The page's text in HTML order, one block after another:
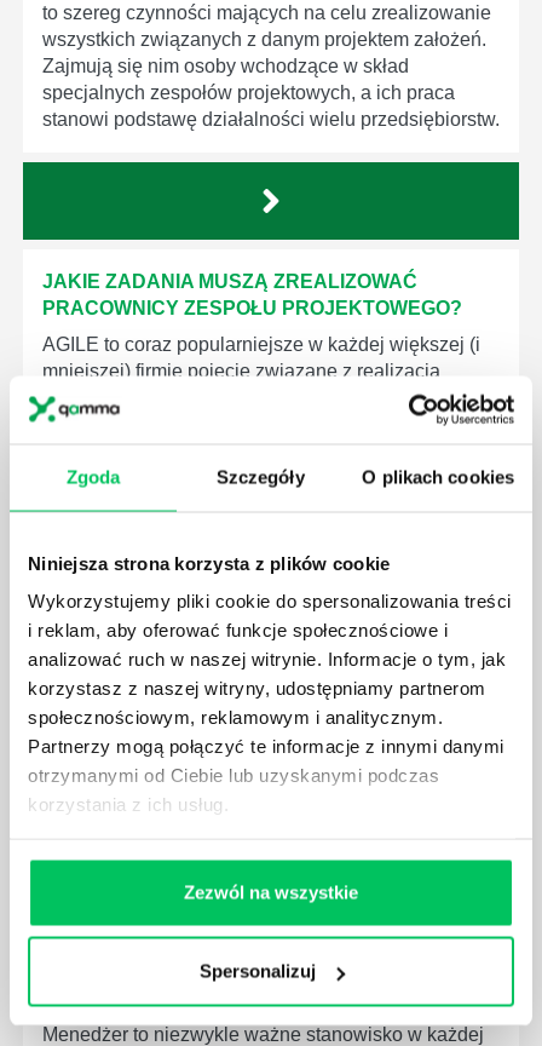
Zgoda Szczegóły O plikach cookies
Niniejsza strona korzysta z plików cookie
Wykorzystujemy pliki cookie do spersonalizowania treści
i reklam, aby oferować funkcje społecznościowe i
analizować ruch w naszej witrynie. Informacje o tym, jak
korzystasz z naszej witryny, udostępniamy partnerom
społecznościowym, reklamowym i analitycznym.
Partnerzy mogą połączyć te informacje z innymi danymi
otrzymanymi od Ciebie lub uzyskanymi podczas
korzystania z ich usług.
Zezwól na wszystkie
Spersonalizuj
to szereg czynności mających na celu zrealizowanie
wszystkich związanych z danym projektem założeń.
Zajmują się nim osoby wchodzące w skład
specjalnych zespołów projektowych, a ich praca
stanowi podstawę działalności wielu przedsiębiorstw.
JAKIE ZADANIA MUSZĄ ZREALIZOWAĆ
PRACOWNICY ZESPOŁU PROJEKTOWEGO?
AGILE to coraz popularniejsze w każdej większej (i
mniejszej) firmie pojęcie związane z realizacją
projektów biznesowych. Z pewnością każda osoba
zatrudniona w takim miejscu choć raz się z nim
JAKIE UMIEJĘTNOŚCI MENEDŻERSKIE
POWINIEN MIEĆ BRYGADZISTA?
Nawet zespół złożony z doskonale wykształconych i
kompetentnych pracowników nie będzie w stanie
sprawnie realizować swoich zadań, jeśli zabraknie w
nim odpowiedniego kierownictwa. Zawsze
niezbędna jest osoba nadzorująca wszystkie
czynności wykonywane przez pracowników.
JAK BRYGADZISTA MOŻE ROZWINĄĆ SWOJE
Menedżer to niezwykle ważne stanowisko w każdej